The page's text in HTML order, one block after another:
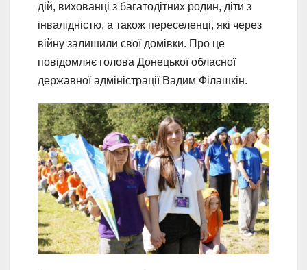
дій, вихованці з багатодітних родин, діти з
інвалідністю, а також переселенці, які через
війну залишили свої домівки. Про це
повідомляє голова Донецької обласної
державної адміністрації Вадим Філашкін.